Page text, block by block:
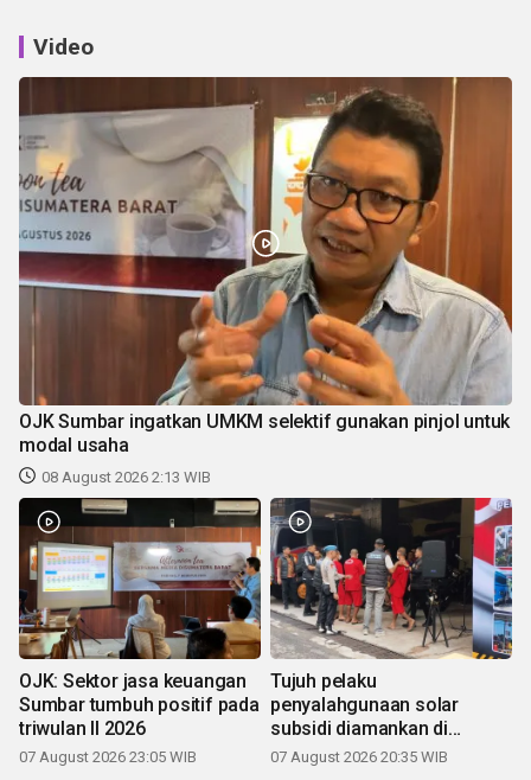
Video
OJK Sumbar ingatkan UMKM selektif gunakan pinjol untuk
modal usaha
08 August 2026 2:13 WIB
OJK: Sektor jasa keuangan
Sumbar tumbuh positif pada
triwulan II 2026
07 August 2026 23:05 WIB
Tujuh pelaku
penyalahgunaan solar
subsidi diamankan di
Sumbar
07 August 2026 20:35 WIB